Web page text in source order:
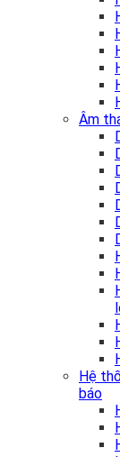
Âm
Hệ
báo